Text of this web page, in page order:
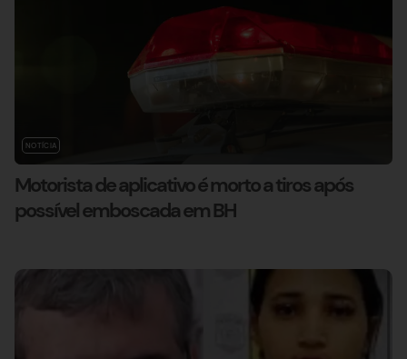
NOTÍCIA
Motorista de aplicativo é morto a tiros após
possível emboscada em BH